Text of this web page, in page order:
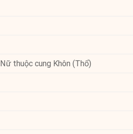
thuộc cung Khôn (Thổ)